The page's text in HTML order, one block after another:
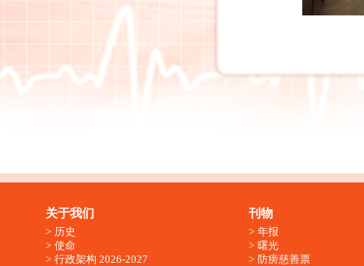
关于我们
历史
使命
行政架构 2026-2027
刊物
年报
曙光
防痨慈善票